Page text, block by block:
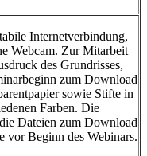
Internetverbindung,
Webcam. Zur Mitarbeit
des Grundrisses,
zum Download
sowie Stifte in
Farben. Die
Dateien zum Download
vor Beginn des Webinars.